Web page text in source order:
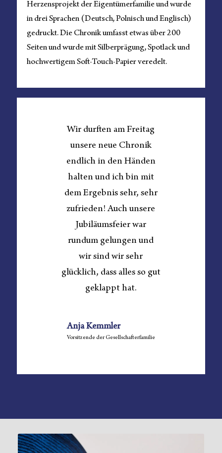
Herzensprojekt der Eigentümerfamilie und wurde
in drei Sprachen (Deutsch, Polnisch und Englisch)
gedruckt. Die Chronik umfasst etwas über 200
Seiten und wurde mit Silberprägung, Spotlack und
hochwertigem Soft-Touch-Papier veredelt.
Wir durften am Freitag
unsere neue Chronik
endlich in den Händen
halten und ich bin mit
dem Ergebnis sehr, sehr
zufrieden! Auch unsere
Jubiläumsfeier war
rundum gelungen und
wir sind wir sehr
glücklich, dass alles so gut
geklappt hat.
Anja Kemmler
Vorsitzende der Gesellschafterfamilie